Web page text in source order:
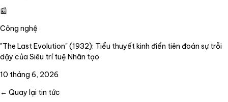
📰
Công nghệ
"The Last Evolution" (1932): Tiểu thuyết kinh điển tiên đoán sự trỗi
dậy của Siêu trí tuệ Nhân tạo
10 tháng 6, 2026
← Quay lại tin tức